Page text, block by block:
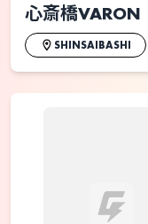
心斎橋VARON
SHINSAIBASHI